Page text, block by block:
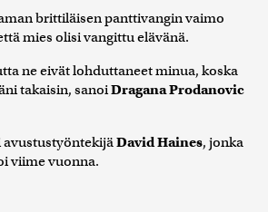
brittiläisen panttivangin vaimo
mies olisi vangittu elävänä.
ne eivät lohduttaneet minua, koska
takaisin, sanoiDragana Prodanovic
avustustyöntekijäDavid Haines, jonka
viime vuonna.